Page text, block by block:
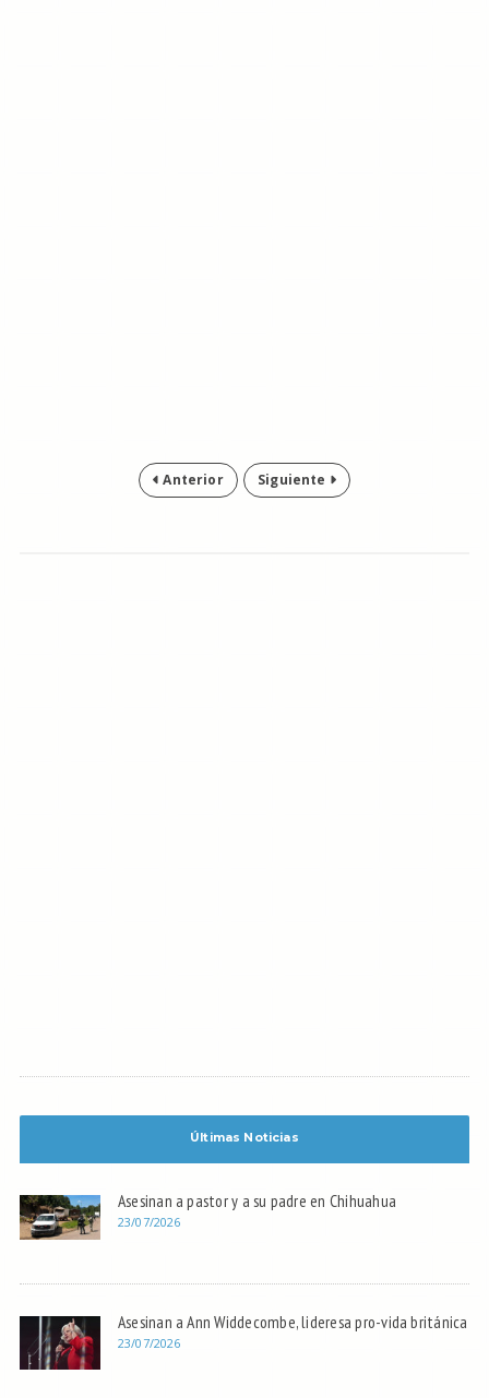
Anterior Siguiente
Últimas Noticias
Asesinan a pastor y a su padre en Chihuahua
23/07/2026
Asesinan a Ann Widdecombe, lideresa pro-vida británica
23/07/2026